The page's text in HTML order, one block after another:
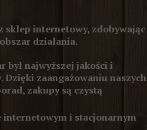
sklep internetowy, zdobywając
działania.
był najwyższej jakości i
Dzięki zaangażowaniu naszych
zakupy są czystą
internetowym i stacjonarnym